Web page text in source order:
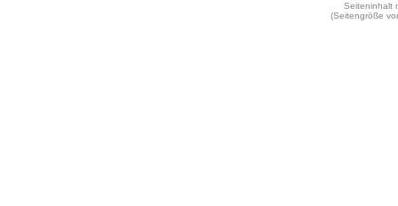
Seiteninhalt
(Seitengröße